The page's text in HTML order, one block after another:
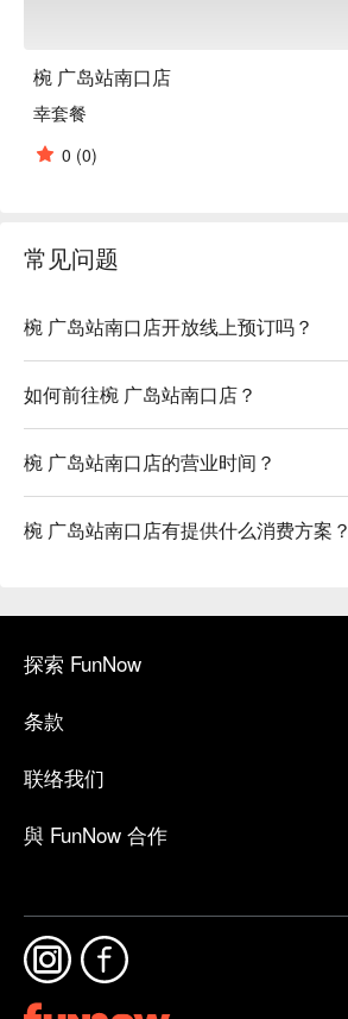
椀 广岛站南口店
幸套餐
0 (0)
常见问题
椀 广岛站南口店开放线上预订吗？
如何前往椀 广岛站南口店？
椀 广岛站南口店的营业时间？
椀 广岛站南口店有提供什么消费方案？
探索 FunNow
条款
联络我们
與 FunNow 合作